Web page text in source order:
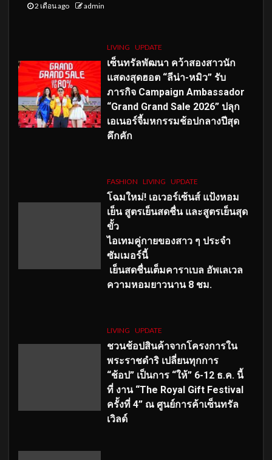
2 เดือน ago admin
LIVING UPDATE
เซ็นทรัลพัฒนา คว้าสองสาวนัก
แสดงสุดฮอต “ลีน่า-หมิว” รับ
ภารกิจ Campaign Ambassador
“Grand Grand Sale 2026” ปลุก
เอเนอร์จี้มหกรรมช้อปกลางปีสุด
คึกคัก
FASHION LIVING UPDATE
โฉมใหม่! เอเวอร์เซ้นส์ แป้งหอม
เย็น สูตรเย็นสดชื่น และสูตรเย็นสุด
ขั้ว
ไอเทมคู่กายของสาว ๆ ประจำ
ซัมเมอร์นี้
เย็นสดชื่นเต็มคาราเบล อัพเลเวล
ความหอมยาวนาน 8 ชม.
LIVING UPDATE
ชวนช้อปสินค้าจากโครงการใน
พระราชดำริ เปลี่ยนทุกการ
“ช้อป” เป็นการ “ให้” 6-12 ธ.ค. นี้
ที่ งาน “The Royal Gift Festival
ครั้งที่ 4” ณ ศูนย์การค้าเซ็นทรัล
เวิลด์